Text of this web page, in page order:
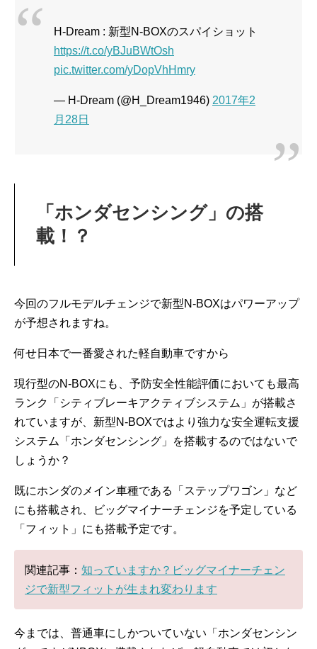
H-Dream : 新型N-BOXのスパイショット
https://t.co/yBJuBWtOsh
pic.twitter.com/yDopVhHmry
— H-Dream (@H_Dream1946) 2017年2
月28日
「ホンダセンシング」の搭
載！？
今回のフルモデルチェンジで新型N-BOXはパワーアップ
が予想されますね。
何せ日本で一番愛された軽自動車ですから
現行型のN-BOXにも、予防安全性能評価においても最高
ランク「シティブレーキアクティブシステム」が搭載さ
れていますが、新型N-BOXではより強力な安全運転支援
システム「ホンダセンシング」を搭載するのではないで
しょうか？
既にホンダのメイン車種である「ステップワゴン」など
にも搭載され、ビッグマイナーチェンジを予定している
「フィット」にも搭載予定です。
関連記事： 知っていますか？ビッグマイナーチェン
ジで新型フィットが生まれ変わります
今までは、普通車にしかついていない「ホンダセンシン